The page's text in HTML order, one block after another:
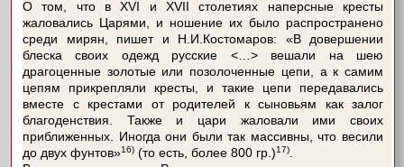
О том, что в XVI и XVII столетиях наперсные кресты
жаловались Царями, и ношение их было распространено
среди мирян, пишет и Н.И.Костомаров: «В довершении
блеска своих одежд русские <…> вешали на шею
драгоценные золотые или позолоченные цепи, а к самим
цепям прикрепляли кресты, и такие цепи передавались
вместе с крестами от родителей к сыновьям как залог
благоденствия. Также и цари жаловали ими своих
приближенных. Иногда они были так массивны, что весили
до двух фунтов»16) (то есть, более 800 гр.)17)